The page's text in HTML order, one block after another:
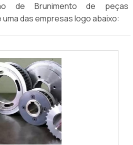
de Brunimento de peças
das empresas logo abaixo: